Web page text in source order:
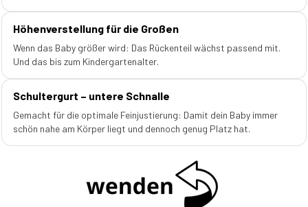
Höhenverstellung für die Großen
Wenn das Baby größer wird: Das Rückenteil wächst passend mit.
Und das bis zum Kindergartenalter.
Schultergurt – untere Schnalle
Gemacht für die optimale Feinjustierung: Damit dein Baby immer
schön nahe am Körper liegt und dennoch genug Platz hat.